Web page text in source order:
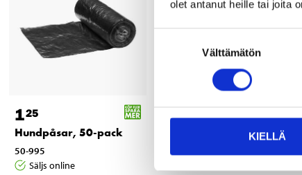
olet antanut heille tai joita
Välttämätön
KIELLÄ
125
Hundpåsar, 50-pack
50-995
Säljs online
3
Mjukgodis ben, 300 g
50-806